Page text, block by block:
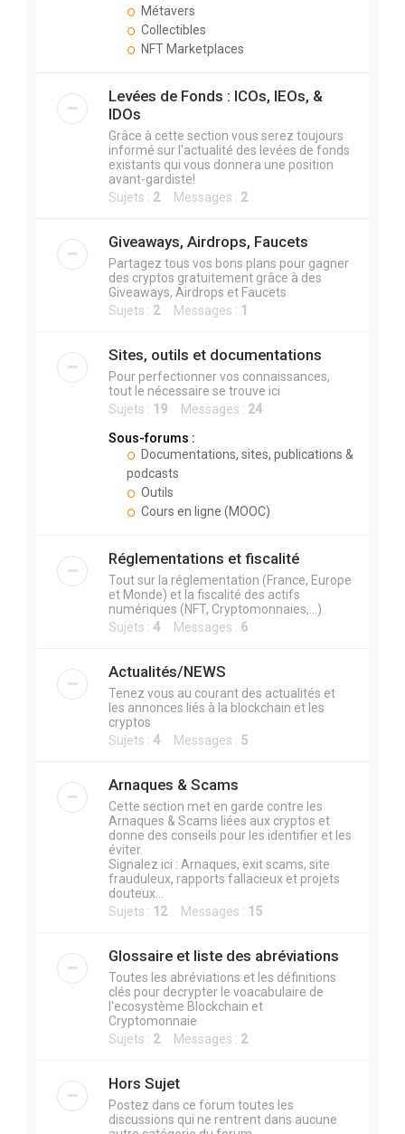
Métavers
Collectibles
NFT Marketplaces
Levées de Fonds : ICOs, IEOs, &
IDOs
Grâce à cette section vous serez toujours
informé sur l'actualité des levées de fonds
existants qui vous donnera une position
avant-gardiste!
Sujets : 2Messages : 2
Giveaways, Airdrops, Faucets
Partagez tous vos bons plans pour gagner
des cryptos gratuitement grâce à des
Giveaways, Airdrops et Faucets
Sujets : 2Messages : 1
Sites, outils et documentations
Pour perfectionner vos connaissances,
tout le nécessaire se trouve ici
Sujets : 19 Messages : 24
Sous-forums :
Documentations, sites, publications &
podcasts
Outils
Cours en ligne (MOOC)
Réglementations et fiscalité
Tout sur la réglementation (France, Europe
et Monde) et la fiscalité des actifs
numériques (NFT, Cryptomonnaies,...)
Sujets : 4 Messages : 6
Actualités/NEWS
Tenez vous au courant des actualités et
les annonces liés à la blockchain et les
cryptos
Sujets : 4 Messages : 5
Arnaques & Scams
Cette section met en garde contre les
Arnaques & Scams liées aux cryptos et
donne des conseils pour les identifier et les
éviter.
Signalez ici : Arnaques, exit scams, site
frauduleux, rapports fallacieux et projets
douteux...
Sujets : 12Messages : 15
Glossaire et liste des abréviations
Toutes les abréviations et les définitions
clés pour decrypter le voacabulaire de
l'ecosystème Blockchain et
Cryptomonnaie
Sujets : 2Messages : 2
Hors Sujet
Postez dans ce forum toutes les
discussions qui ne rentrent dans aucune